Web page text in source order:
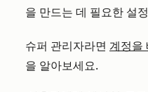
을 만드는 데 필요한 설
슈퍼 관리자라면 계정을
을 알아보세요.